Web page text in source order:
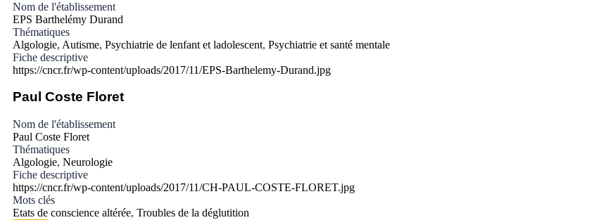
Nom de l'établissement
EPS Barthelémy Durand
Thématiques
Algologie, Autisme, Psychiatrie de lenfant et ladolescent, Psychiatrie et santé mentale
Fiche descriptive
https://cncr.fr/wp-content/uploads/2017/11/EPS-Barthelemy-Durand.jpg
Paul Coste Floret
Nom de l'établissement
Paul Coste Floret
Thématiques
Algologie, Neurologie
Fiche descriptive
https://cncr.fr/wp-content/uploads/2017/11/CH-PAUL-COSTE-FLORET.jpg
Mots clés
Etats de conscience altérée, Troubles de la déglutition